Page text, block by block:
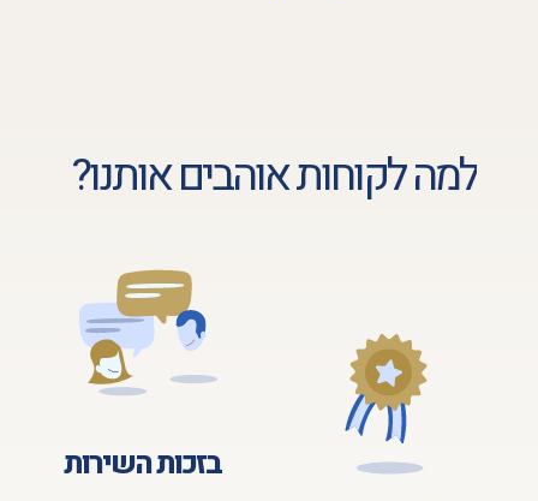
למה לקוחות אוהבים אותנו?
בזכות השירות